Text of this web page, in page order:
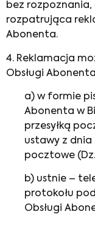
bez rozpoznania,
rozpatrująca
Abonenta.
4. Reklamacja
Obsługi
a) w formie
Abonenta w
przesyłką
ustawy z dnia
pocztowe (Dz.
b) ustnie –
protokołu
Obsługi